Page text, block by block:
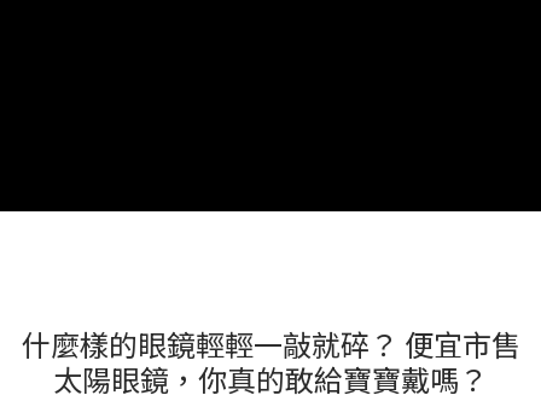
什麼樣的眼鏡輕輕一敲就碎？ 便宜市售
太陽眼鏡，你真的敢給寶寶戴嗎？